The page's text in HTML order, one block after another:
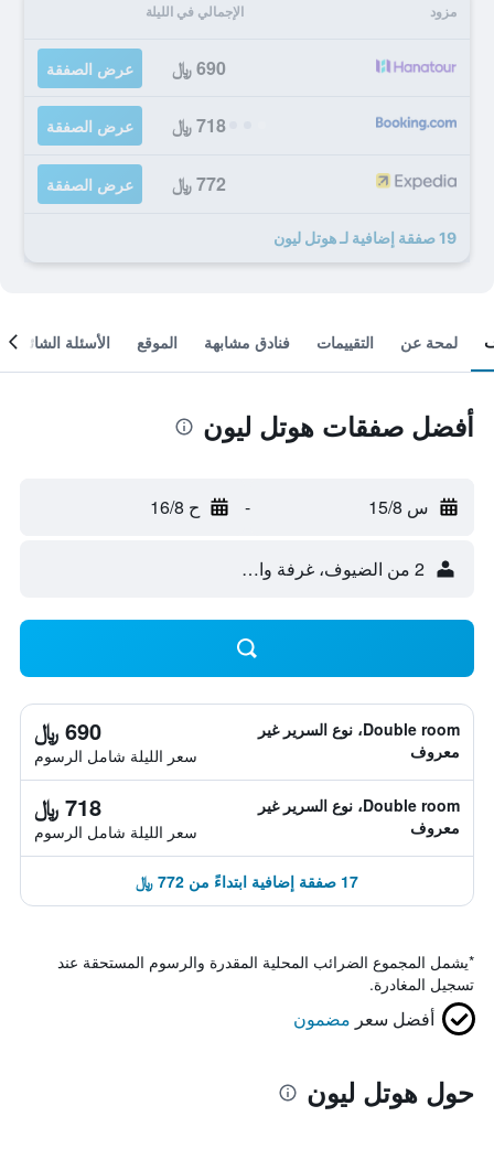
مزود الإجمالي في الليلة
690 ﷼ عرض الصفقة
718 ﷼ عرض الصفقة
772 ﷼ عرض الصفقة
19 صفقة إضافية لـ هوتل ليون
لمحة عن التقييمات فنادق مشابهة الموقع الأسئلة الشائعة
أفضل صفقات هوتل ليون
س 15/8 - ح 16/8
2 من الضيوف، غرفة واحدة
Double room، نوع السرير غير
معروف
690 ﷼
سعر الليلة شامل الرسوم
Double room، نوع السرير غير
معروف
718 ﷼
سعر الليلة شامل الرسوم
17 صفقة إضافية ابتداءً من 772 ﷼
*يشمل المجموع الضرائب المحلية المقدرة والرسوم المستحقة عند
تسجيل المغادرة.
أفضل سعر مضمون
حول هوتل ليون